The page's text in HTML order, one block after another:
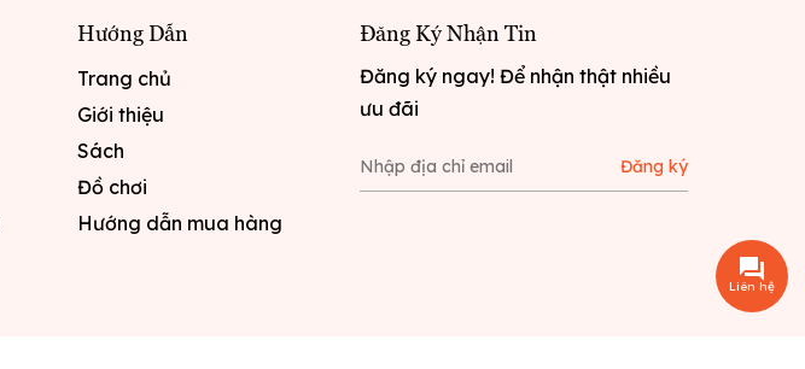
Hướng Dẫn
Trang chủ
Giới thiệu
Sách
Đồ chơi
Hướng dẫn mua hàng
Đăng Ký Nhận Tin
Đăng ký ngay! Để nhận thật nhiều
ưu đãi
Đăng ký
Liên hệ